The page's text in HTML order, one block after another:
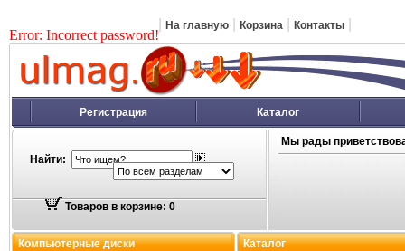
Error: Incorrect password!
На главную Корзина Контакты
Регистрация Каталог
Найти:
Товаров в корзине: 0
Мы рады
Компьютерные диски
Каталог